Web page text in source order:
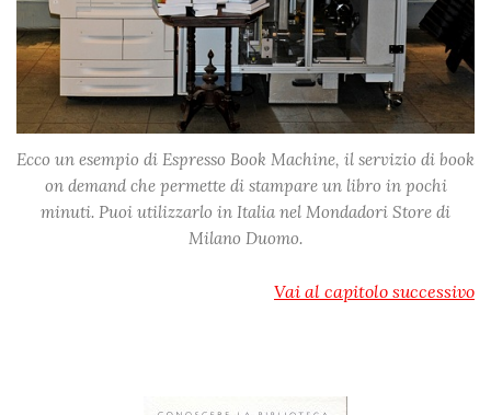
Ecco un esempio di Espresso Book Machine, il servizio di book
on demand che permette di stampare un libro in pochi
minuti. Puoi utilizzarlo in Italia nel Mondadori Store di
Milano Duomo.
Vai al capitolo successivo